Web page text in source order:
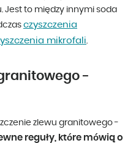
Jest to między innymi soda
czyszczenia
mikrofali
-
zlewu granitowego -
reguły, które mówią o